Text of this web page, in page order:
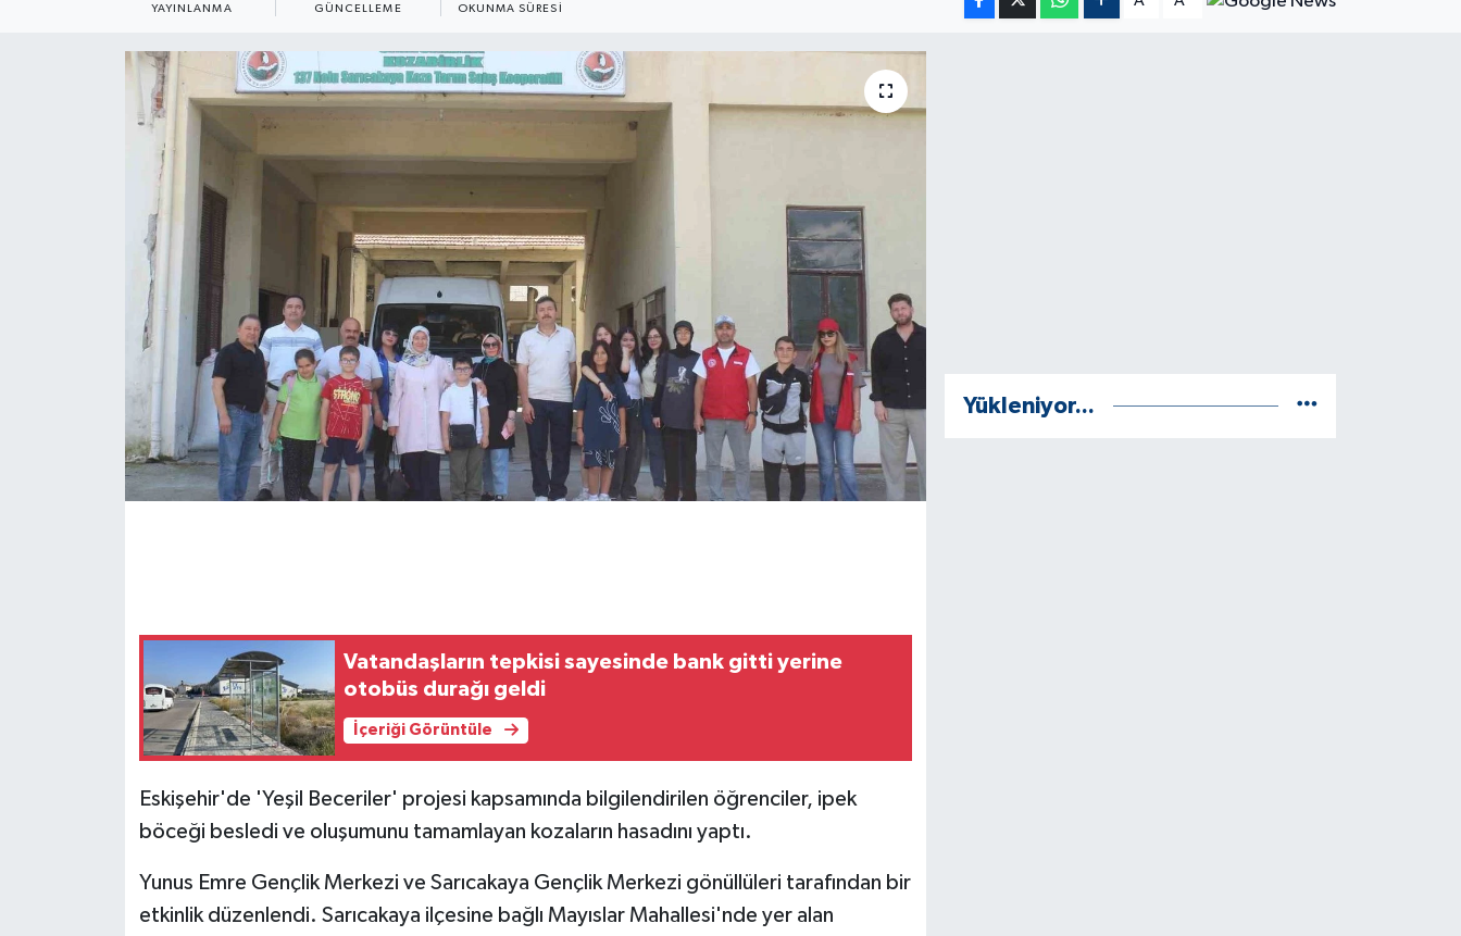
YAYINLANMA GÜNCELLEME OKUNMA SÜRESI
Vatandaşların tepkisi sayesinde bank gitti yerine
otobüs durağı geldi
İçeriği Görüntüle
Eskişehir'de 'Yeşil Beceriler' projesi kapsamında bilgilendirilen öğrenciler, ipek
böceği besledi ve oluşumunu tamamlayan kozaların hasadını yaptı.
Yunus Emre Gençlik Merkezi ve Sarıcakaya Gençlik Merkezi gönüllüleri tarafından bir
etkinlik düzenlendi. Sarıcakaya ilçesine bağlı Mayıslar Mahallesi'nde yer alan
Yükleniyor...
Dış Haberler
EKONOMİ
English News
Flaş Haber
Gayrimenkul
HABERDE İNSAN
Jandarma